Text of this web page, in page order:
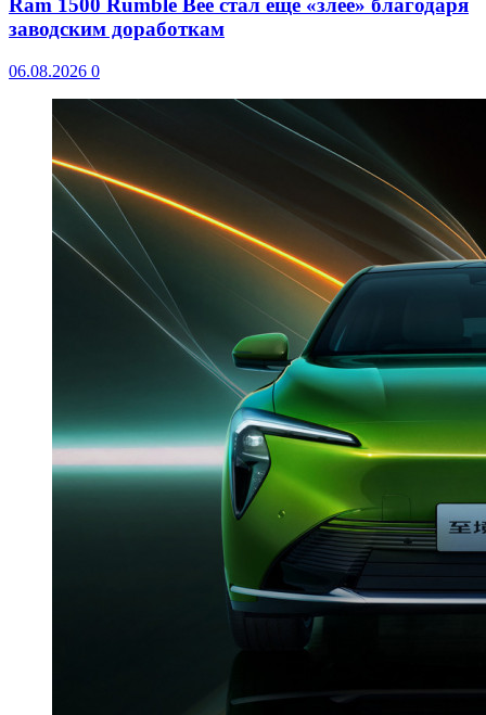
Ram 1500 Rumble Bee стал еще «злее» благодаря
заводским доработкам
06.08.2026 0